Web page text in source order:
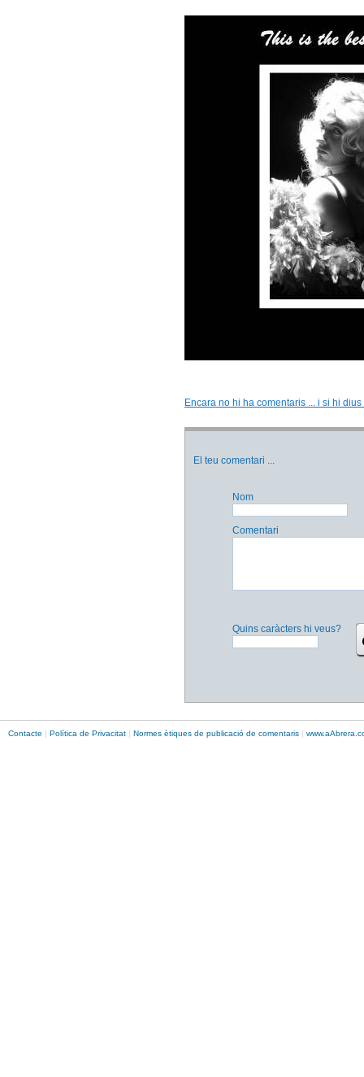
Encara no hi ha comentaris ... i si hi
El teu comentari ...
Nom
Comentari
Quins caràcters hi veus?
Contacte | Política de Privacitat | Normes ètiques de publicació de comentaris | www.aAbrera